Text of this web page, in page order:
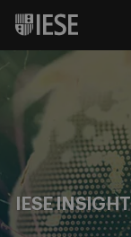
IESE INSIGHT